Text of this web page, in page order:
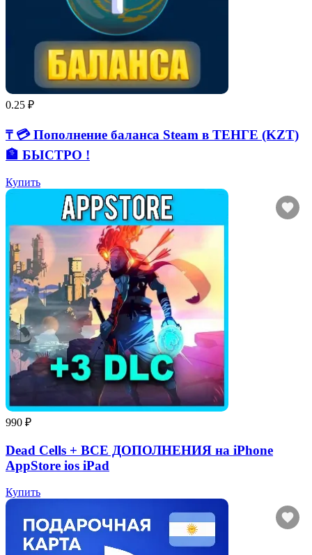
0.25 ₽
₸ 💳 Пополнение баланса Steam в ТЕНГЕ (KZT)
🏦 БЫСТРО !
Купить
990 ₽
Dead Cells + ВСЕ ДОПОЛНЕНИЯ на iPhone
AppStore ios iPad
Купить